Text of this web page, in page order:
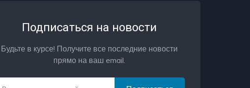
Подписаться на новости
Будьте в курсе! Получите все последние новости
прямо на ваш email.